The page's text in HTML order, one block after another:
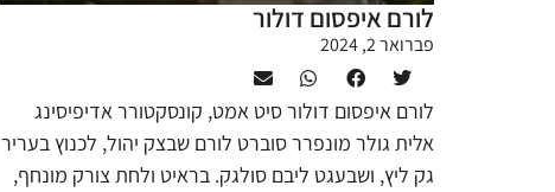
לורם איפסום דולור
פברואר 2, 2024
לורם איפסום דולור סיט אמט, קונסקטורר אדיפיסינג
אלית גולר מונפרר סוברט לורם שבצק יהול, לכנוץ בעריר
גק ליץ, ושבעגט ליבם סולגק. בראיט ולחת צורק מונחף,